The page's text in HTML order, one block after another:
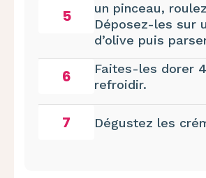
5
un pinceau,
Déposez-les sur
d’olive puis
6
Faites-les dorer
refroidir.
7 Dégustez les